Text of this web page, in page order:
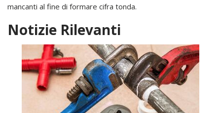
mancanti al fine di formare cifra tonda.
Notizie Rilevanti